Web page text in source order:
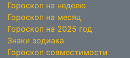
Гороскоп на неделю
Гороскоп на месяц
Гороскоп на 2025 год
Знаки зодиака
Гороскоп совместимости